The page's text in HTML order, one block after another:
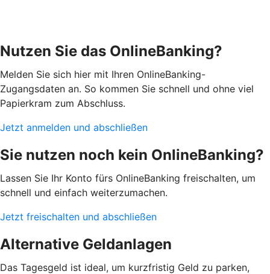
Nutzen Sie das OnlineBanking?
Melden Sie sich hier mit Ihren OnlineBanking-
Zugangsdaten an. So kommen Sie schnell und ohne viel
Papierkram zum Abschluss.
Jetzt anmelden und abschließen
Sie nutzen noch kein OnlineBanking?
Lassen Sie Ihr Konto fürs OnlineBanking freischalten, um
schnell und einfach weiterzumachen.
Jetzt freischalten und abschließen
Alternative Geldanlagen
Das Tagesgeld ist ideal, um kurzfristig Geld zu parken,